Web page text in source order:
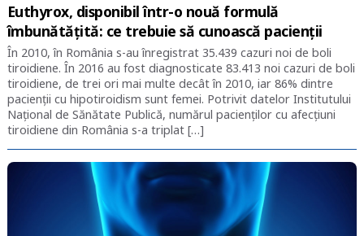
Euthyrox, disponibil într-o nouă formulă
îmbunătățită: ce trebuie să cunoască pacienții
În 2010, în România s-au înregistrat 35.439 cazuri noi de boli
tiroidiene. În 2016 au fost diagnosticate 83.413 noi cazuri de boli
tiroidiene, de trei ori mai multe decât în 2010, iar 86% dintre
pacienții cu hipotiroidism sunt femei. Potrivit datelor Institutului
Național de Sănătate Publică, numărul pacienților cu afecțiuni
tiroidiene din România s-a triplat […]